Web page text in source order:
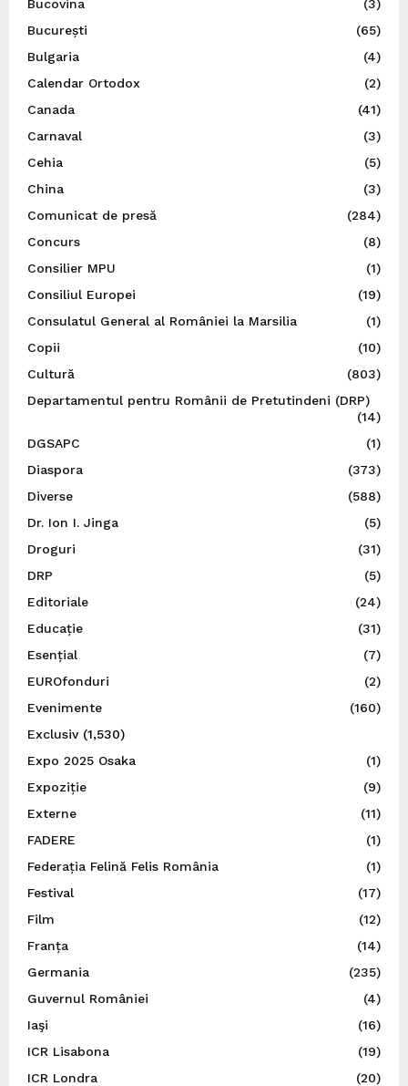
Bucovina
(3)
București
(65)
Bulgaria
(4)
Calendar Ortodox
(2)
Canada
(41)
Carnaval
(3)
Cehia
(5)
China
(3)
Comunicat de presă
(284)
Concurs
(8)
Consilier MPU
(1)
Consiliul Europei
(19)
Consulatul General al României la Marsilia
(1)
Copii
(10)
Cultură
(803)
Departamentul pentru Românii de Pretutindeni (DRP)
(14)
DGSAPC
(1)
Diaspora
(373)
Diverse
(588)
Dr. Ion I. Jinga
(5)
Droguri
(31)
DRP
(5)
Editoriale
(24)
Educație
(31)
Esențial
(7)
EUROfonduri
(2)
Evenimente
(160)
Exclusiv(1,530)
Expo 2025 Osaka
(1)
Expoziție
(9)
Externe
(11)
FADERE
(1)
Federația Felină Felis România
(1)
Festival
(17)
Film
(12)
Franța
(14)
Germania
(235)
Guvernul României
(4)
Iaşi
(16)
ICR Lisabona
(19)
ICR Londra
(20)